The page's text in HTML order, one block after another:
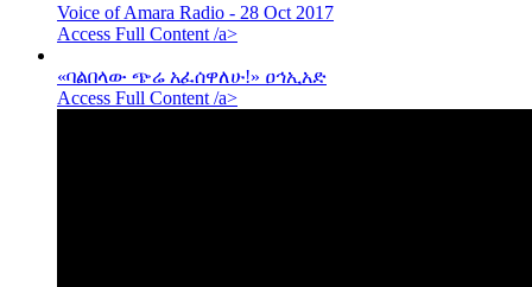
Voice of Amara Radio - 28 Oct 2017
Access Full Content /a>
«ባልበላው ጭሬ አፈሰዋለሁ!» ዐኅኢአድ
Access Full Content /a>